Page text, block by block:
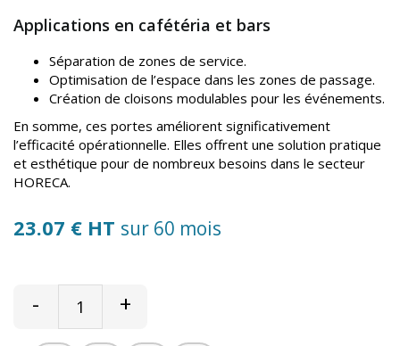
Applications en cafétéria et bars
Séparation de zones de service.
Optimisation de l’espace dans les zones de passage.
Création de cloisons modulables pour les événements.
En somme, ces portes améliorent significativement
l’efficacité opérationnelle. Elles offrent une solution pratique
et esthétique pour de nombreux besoins dans le secteur
HORECA.
23.07 € HT sur 60 mois
- +